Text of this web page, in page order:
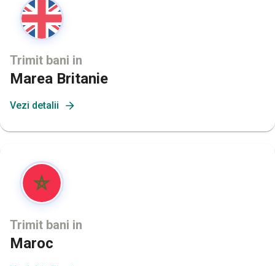
Trimit bani in
Marea Britanie
Vezi detalii
Trimit bani in
Maroc